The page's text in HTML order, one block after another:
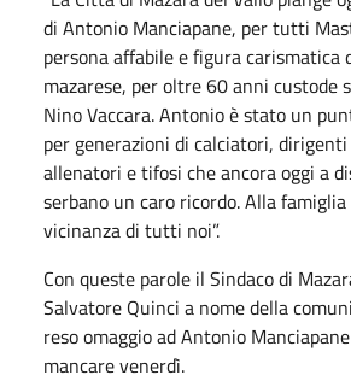
di Antonio Manciapane, per tutti
persona affabile e figura carismatica
mazarese, per oltre 60 anni custode
Nino Vaccara. Antonio è stato un
per generazioni di calciatori,
allenatori e tifosi che ancora oggi a
serbano un caro ricordo. Alla
vicinanza di tutti noi”.
Con queste parole il Sindaco di
Salvatore Quinci a nome della
reso omaggio ad Antonio Manciapane
mancare venerdì.